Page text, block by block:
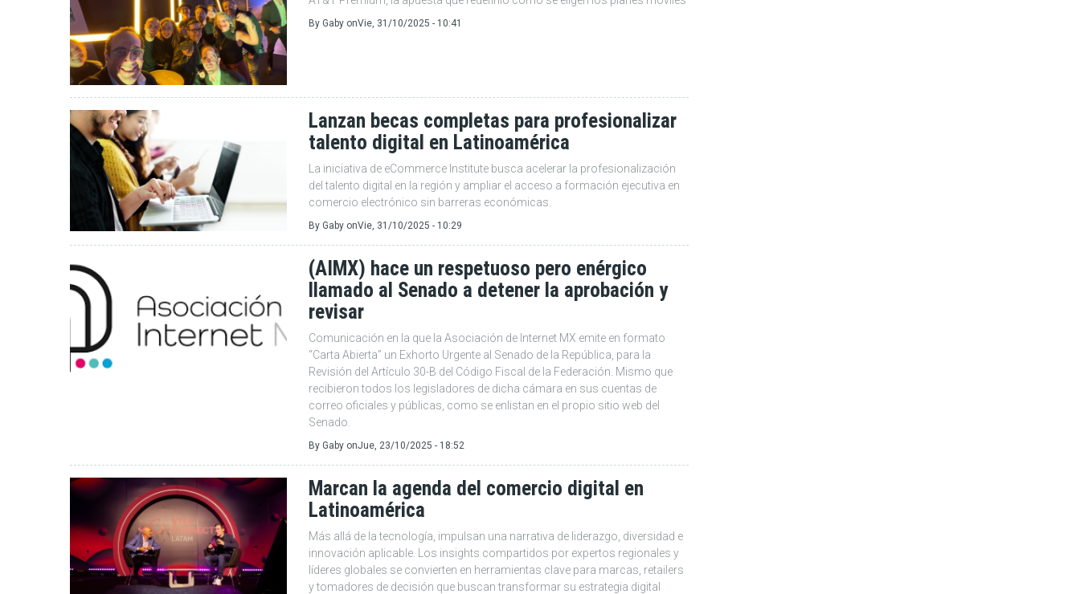
By Gaby onVie, 31/10/2025 - 10:41
Lanzan becas completas para profesionalizar
talento digital en Latinoamérica
La iniciativa de eCommerce Institute busca acelerar la profesionalización
del talento digital en la región y ampliar el acceso a formación ejecutiva en
comercio electrónico sin barreras económicas.
By Gaby onVie, 31/10/2025 - 10:29
(AIMX) hace un respetuoso pero enérgico
llamado al Senado a detener la aprobación y
revisar
Comunicación en la que la Asociación de Internet MX emite en formato
“Carta Abierta” un Exhorto Urgente al Senado de la República, para la
Revisión del Artículo 30-B del Código Fiscal de la Federación. Mismo que
recibieron todos los legisladores de dicha cámara en sus cuentas de
correo oficiales y públicas, como se enlistan en el propio sitio web del
Senado.
By Gaby onJue, 23/10/2025 - 18:52
Marcan la agenda del comercio digital en
Latinoamérica
Más allá de la tecnología, impulsan una narrativa de liderazgo, diversidad e
innovación aplicable. Los insights compartidos por expertos regionales y
líderes globales se convierten en herramientas clave para marcas, retailers
y tomadores de decisión que buscan transformar su estrategia digital